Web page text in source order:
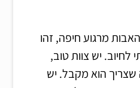
מרגוע חיפה, זהו
יש צוות טוב,
הוא מקבל. יש